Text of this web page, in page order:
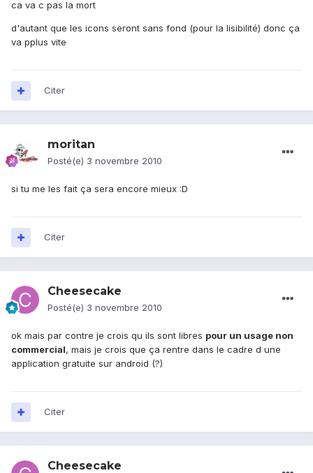
ca va c pas la mort
d'autant que les icons seront sans fond (pour la lisibilité) donc ça
va pplus vite
Citer
moritan
Posté(e) 3 novembre 2010
si tu me les fait ça sera encore mieux :D
Citer
Cheesecake
Posté(e) 3 novembre 2010
ok mais par contre je crois qu ils sont libres pour un usage non
commercial, mais je crois que ça rentre dans le cadre d une
application gratuite sur android (?)
Citer
Cheesecake